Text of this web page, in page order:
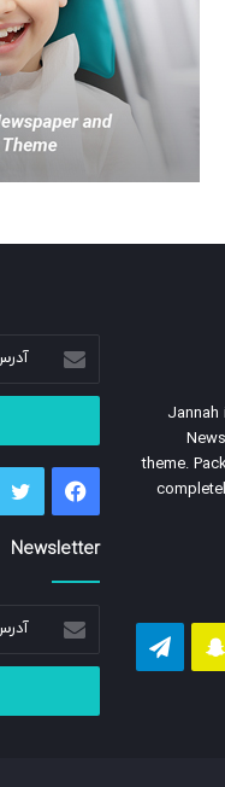
Jannah
theme.
اسنپ
آدرس
ایمیل
خود
وارد
کنید
فیسبوک
Newsletter
آدرس
ایمیل
خود
وارد